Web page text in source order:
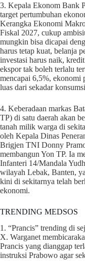
3. Kepala Ekonom Bank
target pertumbuhan
Kerangka Ekonomi
Fiskal 2027, cukup
mungkin bisa dicapai
harus tetap kuat, belanja
investasi harus naik,
ekspor tak boleh terlalu
mencapai 6,5%, ekonomi
luas dari sekadar
4. Keberadaan markas
TP) di satu daerah akan
tanah milik warga di
oleh Kepala Dinas
Brigjen TNI Donny
membangun Yon TP. Ia
Infanteri 14/Mandala
wilayah Lebak, Banten,
kini di sekitarnya telah
ekonomi.
TRENDING MEDSOS
1. “Prancis” trending di
X. Warganet
Prancis yang dianggap
instruksi Prabowo agar